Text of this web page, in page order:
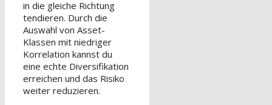
in die gleiche Richtung
tendieren. Durch die
Auswahl von Asset-
Klassen mit niedriger
Korrelation kannst du
eine echte Diversifikation
erreichen und das Risiko
weiter reduzieren.